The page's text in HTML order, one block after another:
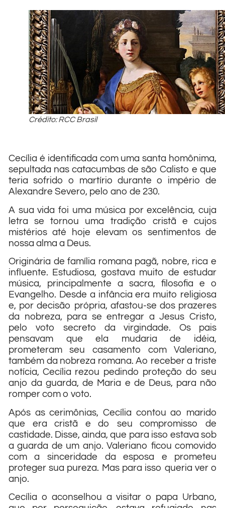
Crédito: RCC Brasil
Cecília é identificada com uma santa homônima,
sepultada nas catacumbas de são Calisto e que
teria sofrido o martírio durante o império de
Alexandre Severo, pelo ano de 230.
A sua vida foi uma música por excelência, cuja
letra se tornou uma tradição cristã e cujos
mistérios até hoje elevam os sentimentos de
nossa alma a Deus.
Originária de família romana pagã, nobre, rica e
influente. Estudiosa, gostava muito de estudar
música, principalmente a sacra, filosofia e o
Evangelho. Desde a infância era muito religiosa
e, por decisão própria, afastou-se dos prazeres
da nobreza, para se entregar a Jesus Cristo,
pelo voto secreto da virgindade. Os pais
pensavam que ela mudaria de idéia,
prometeram seu casamento com Valeriano,
também da nobreza romana. Ao receber a triste
notícia, Cecília rezou pedindo proteção do seu
anjo da guarda, de Maria e de Deus, para não
romper com o voto.
Após as cerimônias, Cecília contou ao marido
que era cristã e do seu compromisso de
castidade. Disse, ainda, que para isso estava sob
a guarda de um anjo. Valeriano ficou comovido
com a sinceridade da esposa e prometeu
proteger sua pureza. Mas para isso queria ver o
anjo.
Cecília o aconselhou a visitar o papa Urbano,